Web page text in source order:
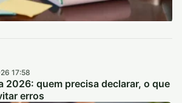
17:58
2026: quem precisa declarar, o que
erros